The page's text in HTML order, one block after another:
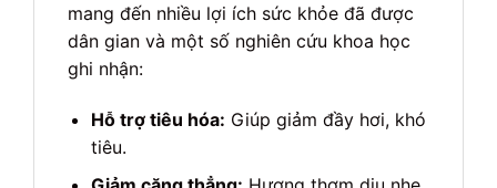
mang đến nhiều lợi ích sức khỏe đã được
dân gian và một số nghiên cứu khoa học
ghi nhận:
Hỗ trợ tiêu hóa: Giúp giảm đầy hơi, khó
tiêu.